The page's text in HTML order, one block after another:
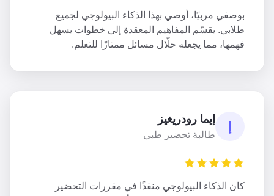
بوصفي مربيًا، أوصي بهذا الذكاء البيولوجي لجميع
طلابي. يقسّم المفاهيم المعقدة إلى خطوات يسهل
فهمها، مما يجعله حلّال مسائل ممتازًا للتعلم.
إيما رودريغيز
طالبة تحضير طبي
كان الذكاء البيولوجي منقذًا في مقررات التحضير